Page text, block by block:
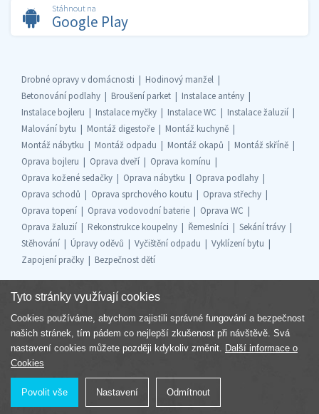
Stáhnout na
Google Play
Drobné opravy v domácnosti
Hodinový manžel
Betonování podlahy
Broušení parket
Instalace antény
Instalace bojleru
Instalace myčky Instalace WC
Instalace žaluzií
Malování bytu
Montáž digestoře
Montáž kuchyně
Montáž nábytku
Montáž odpadu Montáž okapů
Montáž skříně
Oprava bojleru
Oprava dveří
Oprava komínu
Oprava kožené sedačky
Oprava nábytku
Oprava podlahy
Oprava schodů
Oprava sprchového koutu
Oprava střechy
Oprava topení
Oprava vodovodní baterie
Oprava WC
Oprava žaluzií
Rekonstrukce koupelny Řemeslníci
Sekání trávy
Stěhování
Úpravy oděvů Vyčištění odpadu
Vyklízení bytu
Zapojení pračky
Bezpečnost dětí
Součást skupiny
Tyto stránky využívají cookies
Cookies používáme, abychom zajistili správné fungování a bezpečnost
našich stránek, tím pádem co nejlepší zkušenost při návštěvě. Svá
nastavení cookies můžete později kdykoliv změnit. Další informace o
Cookies
Povolit vše Nastavení Odmítnout